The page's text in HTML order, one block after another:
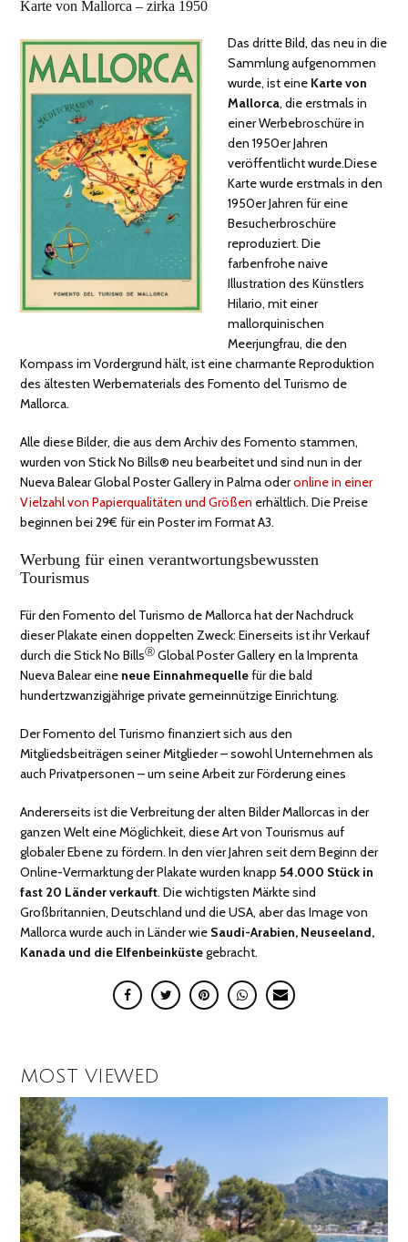
Karte von Mallorca – zirka 1950
Das dritte Bild, das neu in die
Sammlung aufgenommen
wurde, ist eine Karte von
Mallorca, die erstmals in
einer Werbebroschüre in
den 1950er Jahren
veröffentlicht wurde.Diese
Karte wurde erstmals in den
1950er Jahren für eine
Besucherbroschüre
reproduziert. Die
farbenfrohe naive
Illustration des Künstlers
Hilario, mit einer
mallorquinischen
Meerjungfrau, die den
Kompass im Vordergrund hält, ist eine charmante Reproduktion
des ältesten Werbematerials des Fomento del Turismo de
Mallorca.
Alle diese Bilder, die aus dem Archiv des Fomento stammen,
wurden von Stick No Bills® neu bearbeitet und sind nun in der
Nueva Balear Global Poster Gallery in Palma oderonline in einer
Vielzahl von Papierqualitäten und Größen erhältlich. Die Preise
beginnen bei 29€ für ein Poster im Format A3.
Werbung für einen verantwortungsbewussten
Tourismus
Für den Fomento del Turismo de Mallorca hat der Nachdruck
dieser Plakate einen doppelten Zweck: Einerseits ist ihr Verkauf
durch die Stick No BillsⓇ Global Poster Gallery en la Imprenta
Nueva Balear eine neue Einnahmequellefür die bald
hundertzwanzigjährige private gemeinnützige Einrichtung.
Der Fomento del Turismo finanziert sich aus den
Mitgliedsbeiträgen seiner Mitglieder – sowohl Unternehmen als
auch Privatpersonen – um seine Arbeit zur Förderung eines
Andererseits ist die Verbreitung der alten Bilder Mallorcas in der
ganzen Welt eine Möglichkeit, diese Art von Tourismus auf
globaler Ebene zu fördern. In den vier Jahren seit dem Beginn der
Online-Vermarktung der Plakate wurden knapp 54.000 Stück in
fast 20 Länder verkauft. Die wichtigsten Märkte sind
Großbritannien, Deutschland und die USA, aber das Image von
Mallorca wurde auch in Länder wie Saudi-Arabien, Neuseeland,
Kanada und die Elfenbeinküstegebracht.
MOST VIEWED